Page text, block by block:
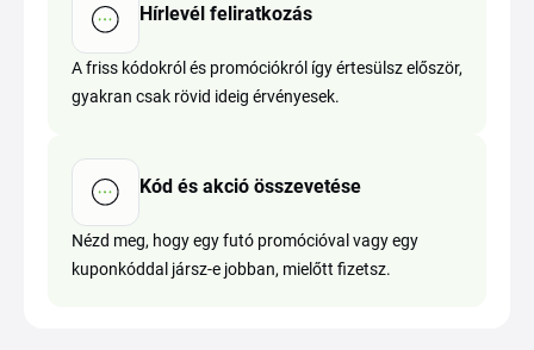
Hírlevél feliratkozás
A friss kódokról és promóciókról így értesülsz először,
gyakran csak rövid ideig érvényesek.
Kód és akció összevetése
Nézd meg, hogy egy futó promócióval vagy egy
kuponkóddal jársz-e jobban, mielőtt fizetsz.